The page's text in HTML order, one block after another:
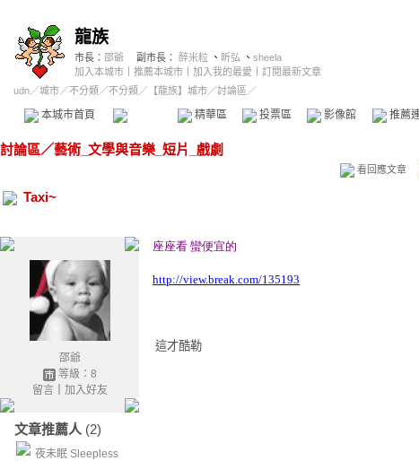
龍族
市長： 邵爺 副市長： 醉米粒 、 昕弘 、 sheela
加入本城市
推薦本城市 加入我的最愛
訂閱最新文章
udn／城市／不分類 ／不分類 ／ 【龍族】城市／討論區／
本城市首頁 精華區 投票區 影像館 推薦
討論區／藝術_文學與音樂_短片_戲劇
看回應文章
Taxi~
邵爺
等級：8
留言｜ 加入好友
文章推薦人 (2)
夜未眠 Sleepless
座座看 蠻便宜的
http://view.break.com/135193
這才酷勒